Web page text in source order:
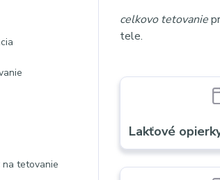
celkovo tetovanie
tele.
Lakťové
na tetovanie